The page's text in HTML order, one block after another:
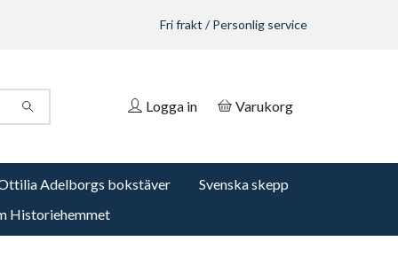
Fri frakt / Personlig service
Logga in Varukorg
Adelborgs bokstäver
Svenska skepp
Historiehemmet